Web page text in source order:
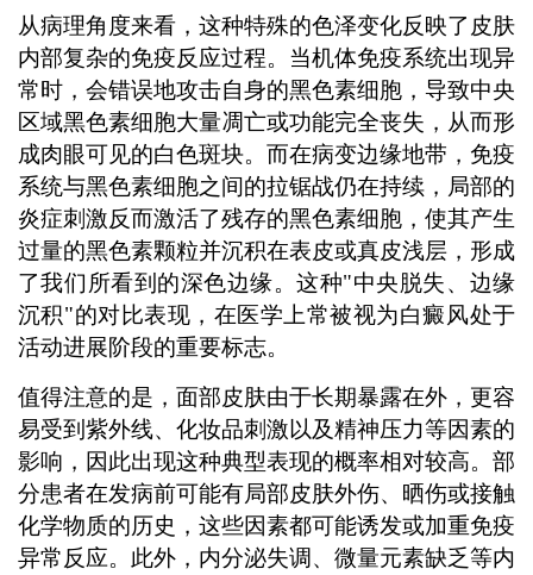
从病理角度来看，这种特殊的色泽变化反映了皮肤
内部复杂的免疫反应过程。当机体免疫系统出现异
常时，会错误地攻击自身的黑色素细胞，导致中央
区域黑色素细胞大量凋亡或功能完全丧失，从而形
成肉眼可见的白色斑块。而在病变边缘地带，免疫
系统与黑色素细胞之间的拉锯战仍在持续，局部的
炎症刺激反而激活了残存的黑色素细胞，使其产生
过量的黑色素颗粒并沉积在表皮或真皮浅层，形成
了我们所看到的深色边缘。这种"中央脱失、边缘
沉积"的对比表现，在医学上常被视为白癜风处于
活动进展阶段的重要标志。
值得注意的是，面部皮肤由于长期暴露在外，更容
易受到紫外线、化妆品刺激以及精神压力等因素的
影响，因此出现这种典型表现的概率相对较高。部
分患者在发病前可能有局部皮肤外伤、晒伤或接触
化学物质的历史，这些因素都可能诱发或加重免疫
异常反应。此外，内分泌失调、微量元素缺乏等内